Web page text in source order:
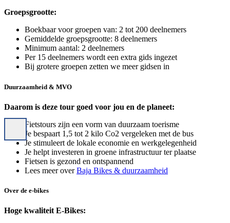
Groepsgrootte:
Boekbaar voor groepen van: 2 tot 200 deelnemers
Gemiddelde groepsgrootte: 8 deelnemers
Minimum aantal: 2 deelnemers
Per 15 deelnemers wordt een extra gids ingezet
Bij grotere groepen zetten we meer gidsen in
Duurzaamheid & MVO
Daarom is deze tour goed voor jou en de planeet:
Fietstours zijn een vorm van duurzaam toerisme
Je bespaart 1,5 tot 2 kilo Co2 vergeleken met de bus
Je stimuleert de lokale economie en werkgelegenheid
Je helpt investeren in groene infrastructuur ter plaatse
Fietsen is gezond en ontspannend
Lees meer overBaja Bikes & duurzaamheid
Over de e-bikes
Hoge kwaliteit E-Bikes: